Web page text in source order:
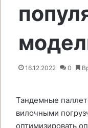
16.12.2022 0
Тандемные
вилочными
оптимизировать